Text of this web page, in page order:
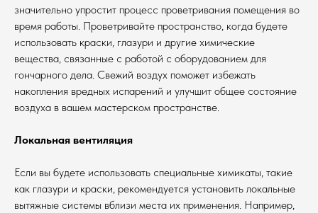
значительно упростит процесс проветривания помещения во
время работы. Проветривайте пространство, когда будете
использовать краски, глазури и другие химические
вещества, связанные с работой с оборудованием для
гончарного дела. Свежий воздух поможет избежать
накопления вредных испарений и улучшит общее состояние
воздуха в вашем мастерском пространстве.
Локальная вентиляция
Если вы будете использовать специальные химикаты, такие
как глазури и краски, рекомендуется установить локальные
вытяжные системы вблизи места их применения. Например,